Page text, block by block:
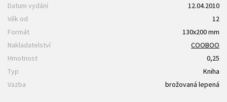
Datum vydání
12.04.2010
Věk od
12
Formát
130x200 mm
Nakladatelství
COOBOO
Hmotnost
0,25
Typ
Kniha
Vazba
brožovaná lepená